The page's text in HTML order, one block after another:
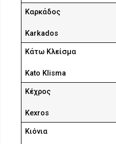
Καρκάδος
Karkados
Κάτω Κλείσμα
Kato Klisma
Κέχρος
Kexros
Κιόνια